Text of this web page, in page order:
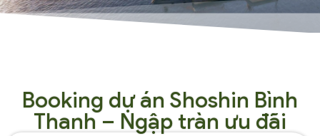
Booking dự án Shoshin Bình
Thanh – Ngập tràn ưu đãi